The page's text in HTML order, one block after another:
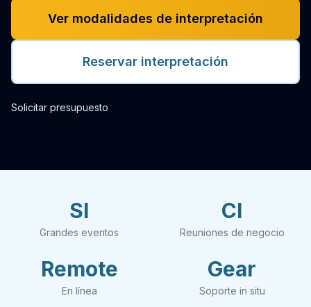
Ver modalidades de interpretación
Reservar interpretación
Solicitar presupuesto
SI
Grandes eventos
CI
Reuniones de negocio
Remote
En línea
Gear
Soporte in situ